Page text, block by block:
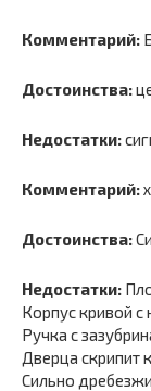
Комментарий:
Достоинства:
Недостатки:
Комментарий:
Достоинства:
Недостатки:
Корпус кривой
Ручка с
Дверца скрипит
Сильно